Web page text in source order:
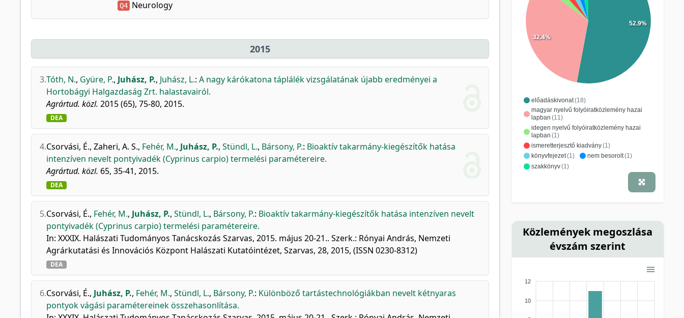
Q4 Neurology
2015
3.Tóth, N., Gyüre, P., Juhász, P., Juhász, L.: A nagy kárókatona táplálék vizsgálatának újabb eredményei a
Hortobágyi Halgazdaság Zrt. halastavairól.
Agrártud. közl. 2015 (65), 75-80, 2015.
DEA
4.Csorvási, É., Zaheri, A. S., Fehér, M., Juhász, P., Stündl, L., Bársony, P.: Bioaktív takarmány-kiegészítők hatása
intenzíven nevelt pontyivadék (Cyprinus carpio) termelési paramétereire.
Agrártud. közl. 65, 35-41, 2015.
DEA
5.Csorvási, É., Fehér, M., Juhász, P., Stündl, L., Bársony, P.: Bioaktív takarmány-kiegészítők hatása intenzíven nevelt
pontyivadék (Cyprinus carpio) termelési paramétereire.
In: XXXIX. Halászati Tudományos Tanácskozás Szarvas, 2015. május 20-21.. Szerk.: Rónyai András, Nemzeti
Agrárkutatási és Innovációs Központ Halászati Kutatóintézet, Szarvas, 28, 2015, (ISSN 0230-8312)
DEA
6.Csorvási, É., Juhász, P., Fehér, M., Stündl, L., Bársony, P.: Különböző tartástechnológiákban nevelt kétnyaras
pontyok vágási paramétereinek összehasonlítása.
előadáskivonat(18)
magyar nyelvű folyóiratközlemény hazai
lapban (11)
idegen nyelvű folyóiratközlemény hazai
lapban (1)
ismeretterjesztő kiadvány(1)
könyvfejezet(1) nem besorolt(1)
szakkönyv(1)
52.9%
32.4%
Közlemények megoszlása
évszám szerint
12
10